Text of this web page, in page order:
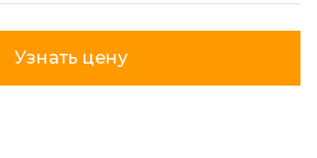
Узнать цену